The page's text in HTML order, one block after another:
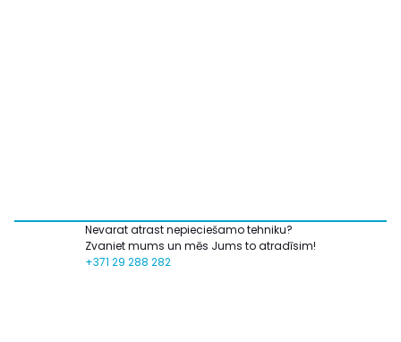
Nevarat atrast nepieciešamo tehniku?
Zvaniet mums un mēs Jums to atradīsim!
+371 29 288 282